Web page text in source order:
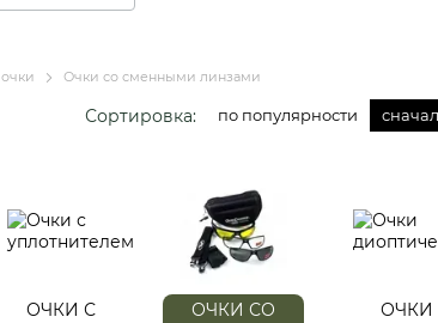
Очки со сменными линзами
Сортировка: по популярности
ОЧКИ С
ОЧКИ СО
ОЧКИ